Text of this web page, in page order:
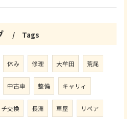
Tags
休み 修理 大牟田 荒尾
中古車 整備 キャリィ
交換 長洲 車屋 リペア